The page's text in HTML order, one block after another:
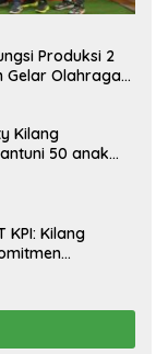
Produksi 2
Gelar Olahraga
Kilang
50 anak
KPI: Kilang